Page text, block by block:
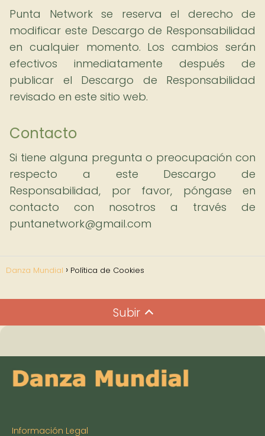
Punta Network se reserva el derecho de
modificar este Descargo de Responsabilidad
en cualquier momento. Los cambios serán
efectivos inmediatamente después de
publicar el Descargo de Responsabilidad
revisado en este sitio web.
Contacto
Si tiene alguna pregunta o preocupación con
respecto a este Descargo de
Responsabilidad, por favor, póngase en
contacto con nosotros a través de
puntanetwork@gmail.com
Danza Mundial Política de Cookies
Subir
Información Legal